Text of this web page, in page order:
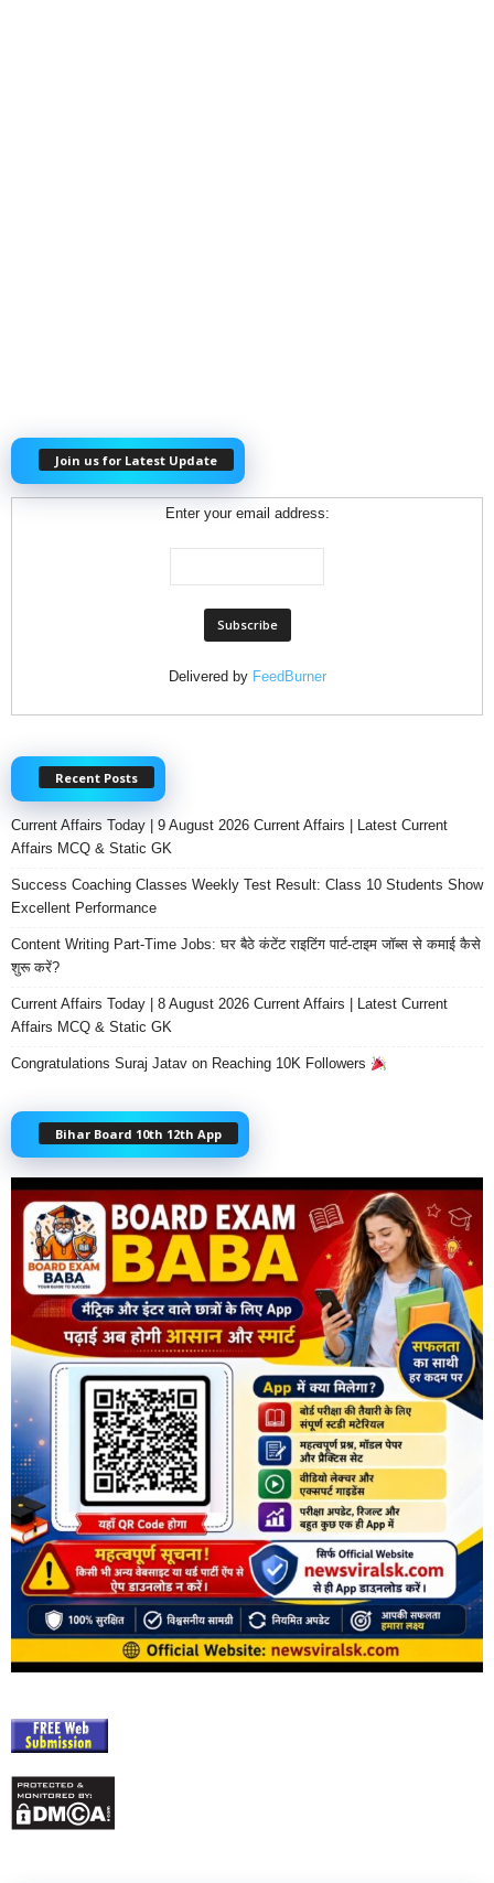
Join us for Latest Update
Enter your email address:
Delivered by FeedBurner
Recent Posts
Current Affairs Today | 9 August 2026 Current Affairs | Latest Current
Affairs MCQ & Static GK
Success Coaching Classes Weekly Test Result: Class 10 Students Show
Excellent Performance
Content Writing Part-Time Jobs: घर बैठे कंटेंट राइटिंग पार्ट-टाइम जॉब्स से कमाई कैसे
शुरू करें?
Current Affairs Today | 8 August 2026 Current Affairs | Latest Current
Affairs MCQ & Static GK
Congratulations Suraj Jatav on Reaching 10K Followers
Bihar Board 10th 12th App